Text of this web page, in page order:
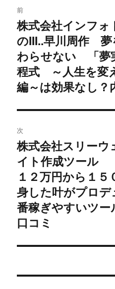
稿
ナ
ビ
ゲ
ー
シ
ョ
ン
前
過
去
の
投
稿:
株式会社インフ
のIII..早川周作 夢
わらせない 「夢
程式 ～人生を変
編～は効果なし？
次
次
の
投
稿:
株式会社スリー
イト作成ツール
１２万円から１
身した叶がプロ
番稼ぎやすいツ
口コミ